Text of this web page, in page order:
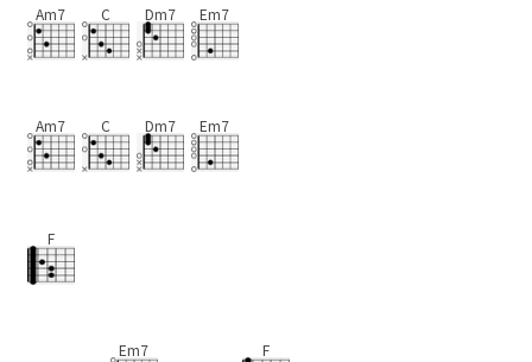
Am7 C Dm7 Em7
Am7 C Dm7 Em7
F
Em7 F